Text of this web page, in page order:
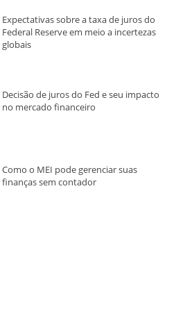
Expectativas sobre a taxa de juros do
Federal Reserve em meio a incertezas
globais
Decisão de juros do Fed e seu impacto
no mercado financeiro
Como o MEI pode gerenciar suas
finanças sem contador